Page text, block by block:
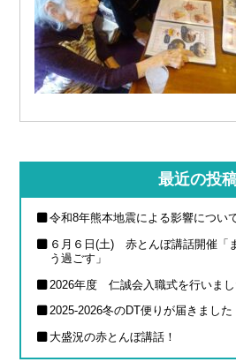
最近の投
令和8年熊本地震による影響につい
６月６日(土) 赤とんぼ講話開催「
う過ごす」
2026年度 仁誠会入職式を行いまし
2025-2026冬のDT便りが届きました
大盛況の赤とんぼ講話！